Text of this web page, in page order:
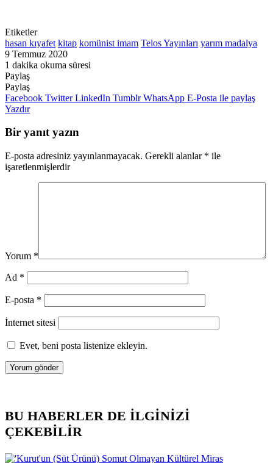
Etiketler
hasan kıyafet kitap komünist imam Telos Yayınları yarım madalya
9 Temmuz 2020
1 dakika okuma süresi
Paylaş
Facebook
Twitter
LinkedIn
Pinterest
Messenger
Messenger
WhatsApp
Telegram
E-
Posta
ile
Yazdır
Paylaş
Facebook Twitter LinkedIn Tumblr WhatsApp E-Posta ile paylaş
Yazdır
Bir yanıt yazın
E-posta adresiniz yayınlanmayacak. Gerekli alanlar * ile
işaretlenmişlerdir
Yorum *
Ad *
E-posta *
İnternet sitesi
Evet, beni posta listenize ekleyin.
BU HABERLER DE İLGİNİZİ
ÇEKEBİLİR